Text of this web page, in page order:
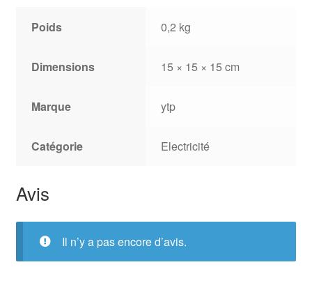
Poids 0,2 kg
Dimensions 15 × 15 × 15 cm
Marque ytp
Catégorie Electricité
Avis
Il n’y a pas encore d’avis.